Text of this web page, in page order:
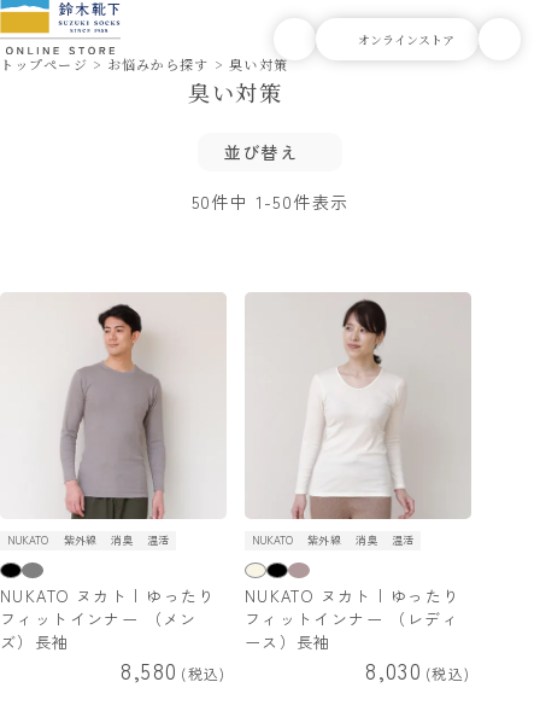
トップページ お悩みから探す 臭い対策
臭い対策
並び替え
50件中 1 -50件表示
NUKATO 紫外線 消臭 温活
NUKATO ヌカト | ゆったり
フィットインナー （メン
ズ）長袖
8,580 税込
NUKATO 紫外線 消臭 温活
NUKATO ヌカト | ゆったり
フィットインナー （レディ
ース）長袖
8,030 税込